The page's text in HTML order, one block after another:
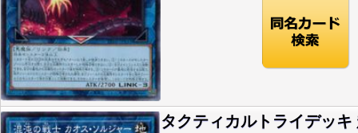
タクティカルトライデッキ